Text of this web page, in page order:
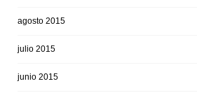
agosto 2015
julio 2015
junio 2015